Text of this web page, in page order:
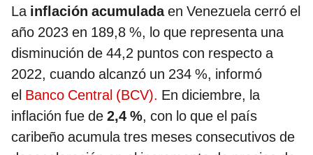
La inflación acumuladaen Venezuela cerró el
año 2023 en 189,8 %, lo que representa una
disminución de 44,2 puntos con respecto a
2022, cuando alcanzó un 234 %, informó
el Banco Central (BCV). En diciembre, la
inflación fue de 2,4 %, con lo que el país
caribeño acumula tres meses consecutivos de